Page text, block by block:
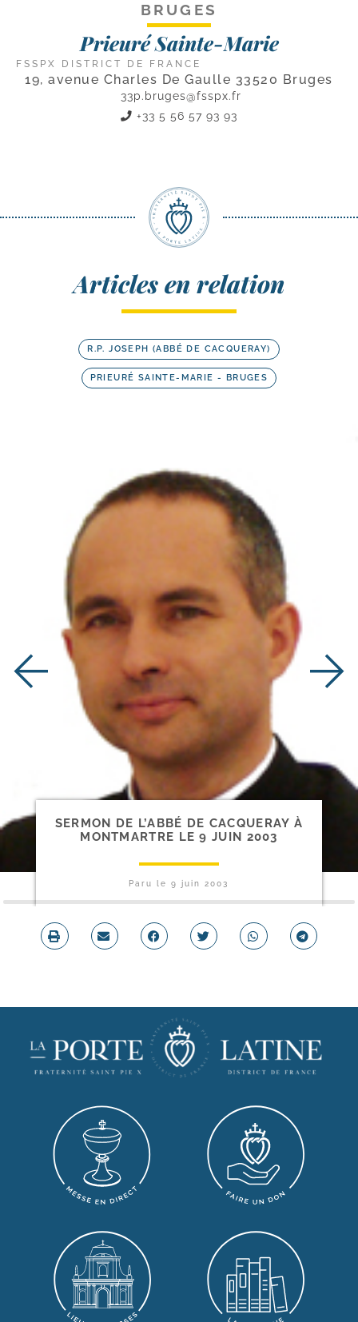
BRUGES
Prieuré Sainte-Marie
FSSPX DISTRICT DE FRANCE
19, avenue Charles De Gaulle 33520 Bruges
33p.bruges@fsspx.fr
+33 5 56 57 93 93
Articles en relation
R.P. JOSEPH (ABBÉ DE CACQUERAY)
PRIEURÉ SAINTE-MARIE - BRUGES
SERMON DE L’ABBÉ DE CACQUERAY À
MONTMARTRE LE 9 JUIN 2003
Paru le9 juin 2003